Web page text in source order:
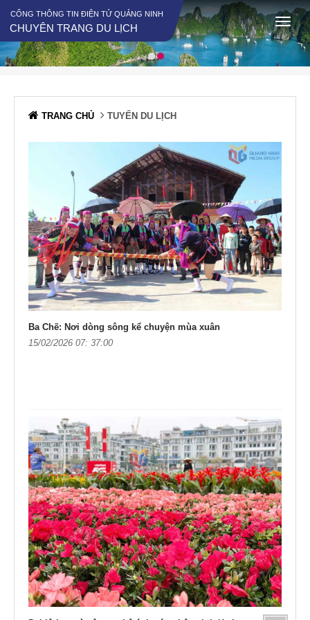
CỔNG THÔNG TIN ĐIỆN TỬ QUẢNG NINH
CHUYÊN TRANG DU LỊCH
TRANG CHỦ TUYẾN DU LỊCH
Ba Chẽ: Nơi dòng sông kể chuyện mùa xuân
15/02/2026 07: 37:00